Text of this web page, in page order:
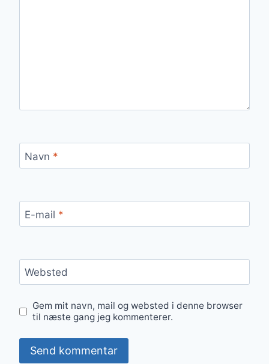
Navn *
E-mail *
Websted
Gem mit navn, mail og websted i denne browser
til næste gang jeg kommenterer.